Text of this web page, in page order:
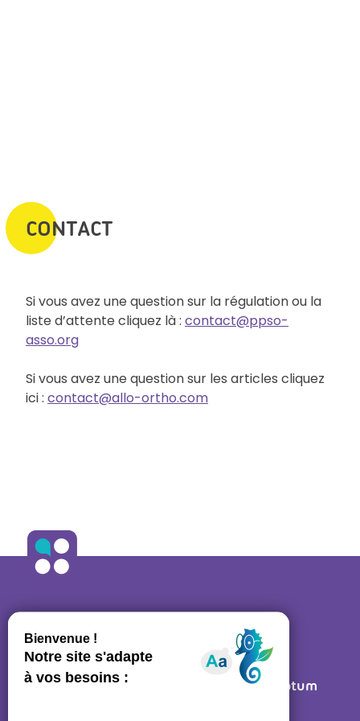
CONTACT
Si vous avez une question sur la régulation ou la
liste d’attente cliquez là : contact@ppso-
asso.org
Si vous avez une question sur les articles cliquez
ici : contact@allo-ortho.com
A propos•Contact
27 rue des Bluets • 75011 PARIS
Mentions légales
Post Scriptum